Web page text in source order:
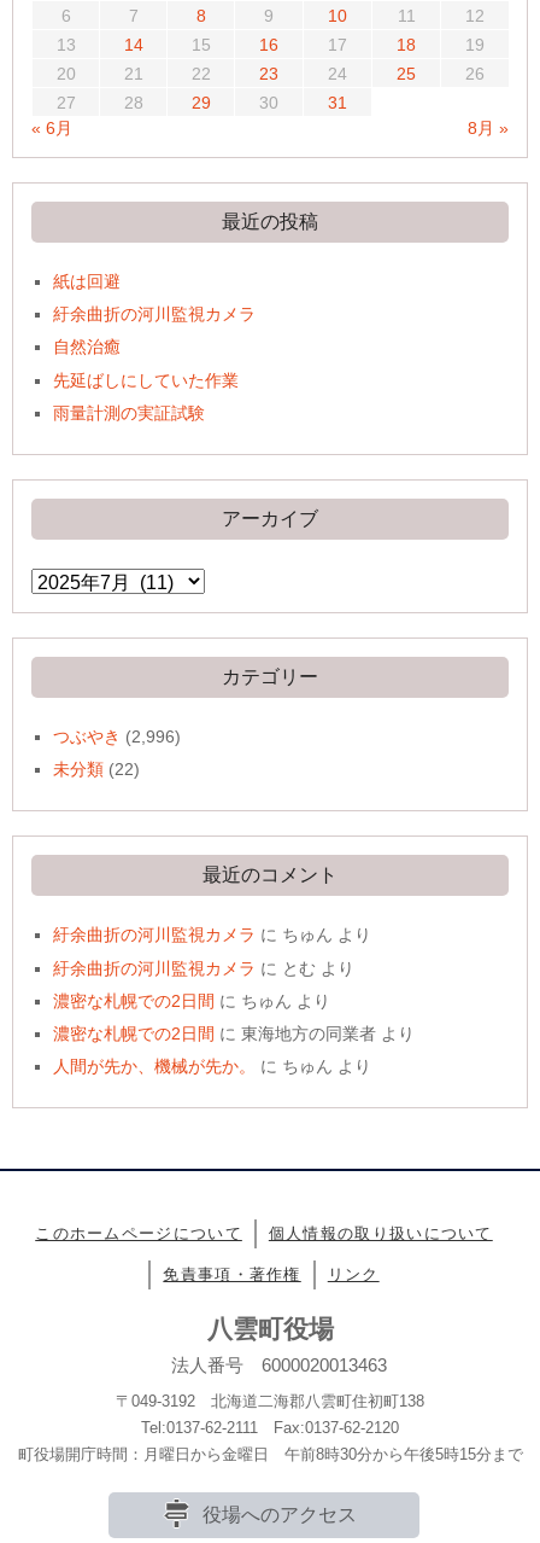
6
7 8 9 10 11
12
13
14 15 16 17 18
19
20
21 22 23 24 25
26
27
28 29 30
31
« 6月
8月 »
最近の投稿
紙は回避
紆余曲折の河川監視カメラ
自然治癒
先延ばしにしていた作業
雨量計測の実証試験
アーカイブ
ア
ー
イ
ブ
カテゴリー
つぶやき (2,996)
未分類 (22)
最近のコメント
紆余曲折の河川監視カメラ に ちゅん より
紆余曲折の河川監視カメラ に とむ より
濃密な札幌での2日間 に ちゅん より
濃密な札幌での2日間 に東海地方の同業者 より
人間が先か、機械が先か。
に ちゅん より
このホームページについて 個人情報の取り扱いについて
免責事項・著作権 リンク
八雲町役場
法人番号 6000020013463
〒049-3192 北海道二海郡八雲町住初町138
Tel:0137-62-2111 Fax:0137-62-2120
町役場開庁時間：月曜日から金曜日 午前8時30分から午後5時15分まで
役場へのアクセス